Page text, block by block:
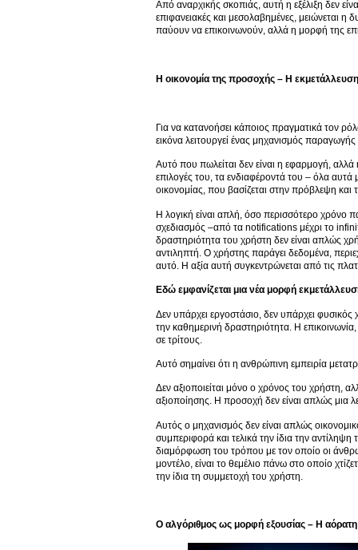
Από αναρχικής σκοπιάς, αυτή η εξέλιξη δεν
επιφανειακές και μεσολαβημένες, μειώνεται
παύουν να επικοινωνούν, αλλά η μορφή της
Η οικονομία της προσοχής – Η
Για να κατανοήσει κάποιος πραγματικά τον
εικόνα λειτουργεί ένας μηχανισμός
Αυτό που πωλείται δεν είναι η εφαρμογή,
επιλογές του, τα ενδιαφέροντά του – όλα
οικονομίας, που βασίζεται στην πρόβλεψη
Η λογική είναι απλή, όσο περισσότερο χρόνο
σχεδιασμός –από τα notifications μέχρι το
δραστηριότητα του χρήστη δεν είναι απλώς
αντιληπτή. Ο χρήστης παράγει δεδομένα,
αυτό. Η αξία αυτή συγκεντρώνεται από τις
Εδώ εμφανίζεται μια νέα μορφή
Δεν υπάρχει εργοστάσιο, δεν υπάρχει
την καθημερινή δραστηριότητα. Η
σε τρίτους.
Αυτό σημαίνει ότι η ανθρώπινη εμπειρία
Δεν αξιοποιείται μόνο ο χρόνος του χρήστη,
αξιοποίησης. Η προσοχή δεν είναι απλώς μια
Αυτός ο μηχανισμός δεν είναι απλώς
συμπεριφορά και τελικά την ίδια την
διαμόρφωση του τρόπου με τον οποίο οι
μοντέλο, είναι το θεμέλιο πάνω στο οποίο
την ίδια τη συμμετοχή του χρήστη.
Ο αλγόριθμος ως μορφή εξουσίας – Η αόρατη